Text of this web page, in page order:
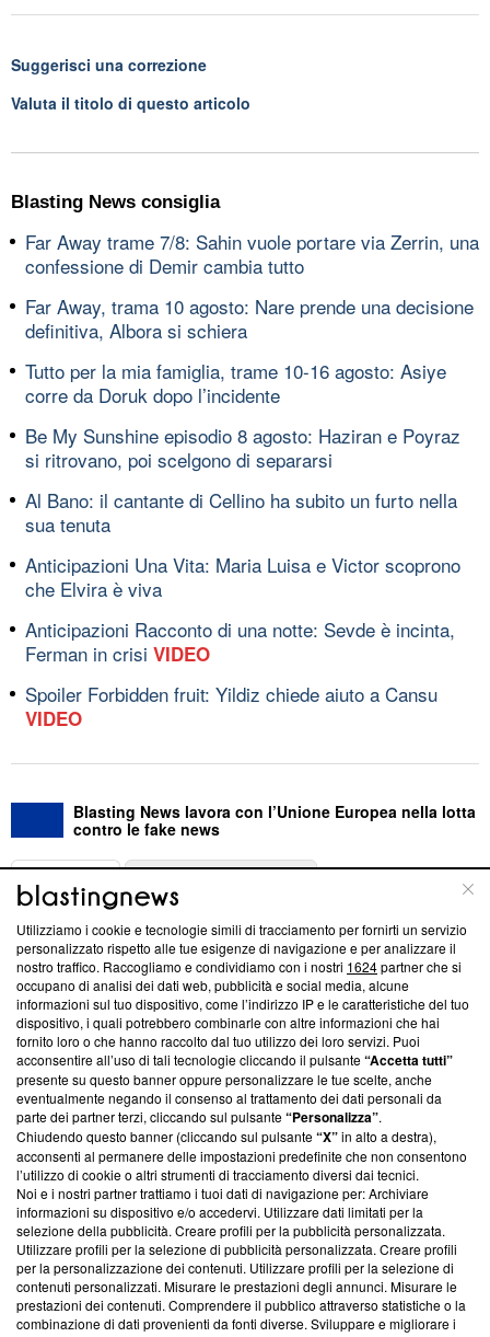
Suggerisci una correzione
Valuta il titolo di questo articolo
Blasting News consiglia
Far Away trame 7/8: Sahin vuole portare via Zerrin, una
confessione di Demir cambia tutto
Far Away, trama 10 agosto: Nare prende una decisione
definitiva, Albora si schiera
Tutto per la mia famiglia, trame 10-16 agosto: Asiye
corre da Doruk dopo l’incidente
Be My Sunshine episodio 8 agosto: Haziran e Poyraz
si ritrovano, poi scelgono di separarsi
Al Bano: il cantante di Cellino ha subito un furto nella
sua tenuta
Anticipazioni Una Vita: Maria Luisa e Victor scoprono
che Elvira è viva
Anticipazioni Racconto di una notte: Sevde è incinta,
Ferman in crisi VIDEO
Spoiler Forbidden fruit: Yildiz chiede aiuto a Cansu
VIDEO
Blasting News lavora con l’Unione Europea nella lotta
contro le fake news
ABOUT
Questa sezione offre informazioni trasparenti su Blasting
News, sui nostri processi editoriali e su come ci impegniamo a
creare news di qualità. Inoltre, afferma la nostra aderenza a
‘Trust Project - News with Integrity’Blasting News non è
ancora membro del programma, ma ha richiesto di farne
parte; Trust Project non ha ancora effettuato una verifica di
conformità agli standard.
Su di noi
Team editoriale
Corporate
Redazione
Informativa Privacy
Cookie Policy
Utilizziamo i cookie e tecnologie simili di tracciamento per fornirti un servizio
personalizzato rispetto alle tue esigenze di navigazione e per analizzare il
nostro traffico. Raccogliamo e condividiamo con i nostri 1624partner che si
occupano di analisi dei dati web, pubblicità e social media, alcune
informazioni sul tuo dispositivo, come l’indirizzo IP e le caratteristiche del tuo
dispositivo, i quali potrebbero combinarle con altre informazioni che hai
fornito loro o che hanno raccolto dal tuo utilizzo dei loro servizi. Puoi
acconsentire all’uso di tali tecnologie cliccando il pulsante“Accetta tutti”
presente su questo banner oppure personalizzare le tue scelte, anche
eventualmente negando il consenso al trattamento dei dati personali da
parte dei partner terzi, cliccando sul pulsante“Personalizza”.
Chiudendo questo banner (cliccando sul pulsante“X”in alto a destra),
acconsenti al permanere delle impostazioni predefinite che non consentono
l’utilizzo di cookie o altri strumenti di tracciamento diversi dai tecnici.
Noi e i nostri partner trattiamo i tuoi dati di navigazione per: Archiviare
informazioni su dispositivo e/o accedervi. Utilizzare dati limitati per la
selezione della pubblicità. Creare profili per la pubblicità personalizzata.
Utilizzare profili per la selezione di pubblicità personalizzata. Creare profili
per la personalizzazione dei contenuti. Utilizzare profili per la selezione di
contenuti personalizzati. Misurare le prestazioni degli annunci. Misurare le
prestazioni dei contenuti. Comprendere il pubblico attraverso statistiche o la
combinazione di dati provenienti da fonti diverse. Sviluppare e migliorare i